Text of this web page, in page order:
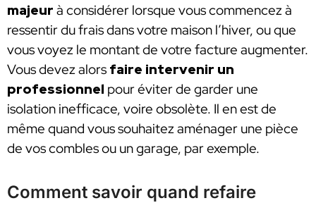
majeur à considérer lorsque vous commencez à
ressentir du frais dans votre maison l’hiver, ou que
vous voyez le montant de votre facture augmenter.
Vous devez alors faire intervenir un
professionnel pour éviter de garder une
isolation inefficace, voire obsolète. Il en est de
même quand vous souhaitez aménager une pièce
de vos combles ou un garage, par exemple.
Comment savoir quand refaire